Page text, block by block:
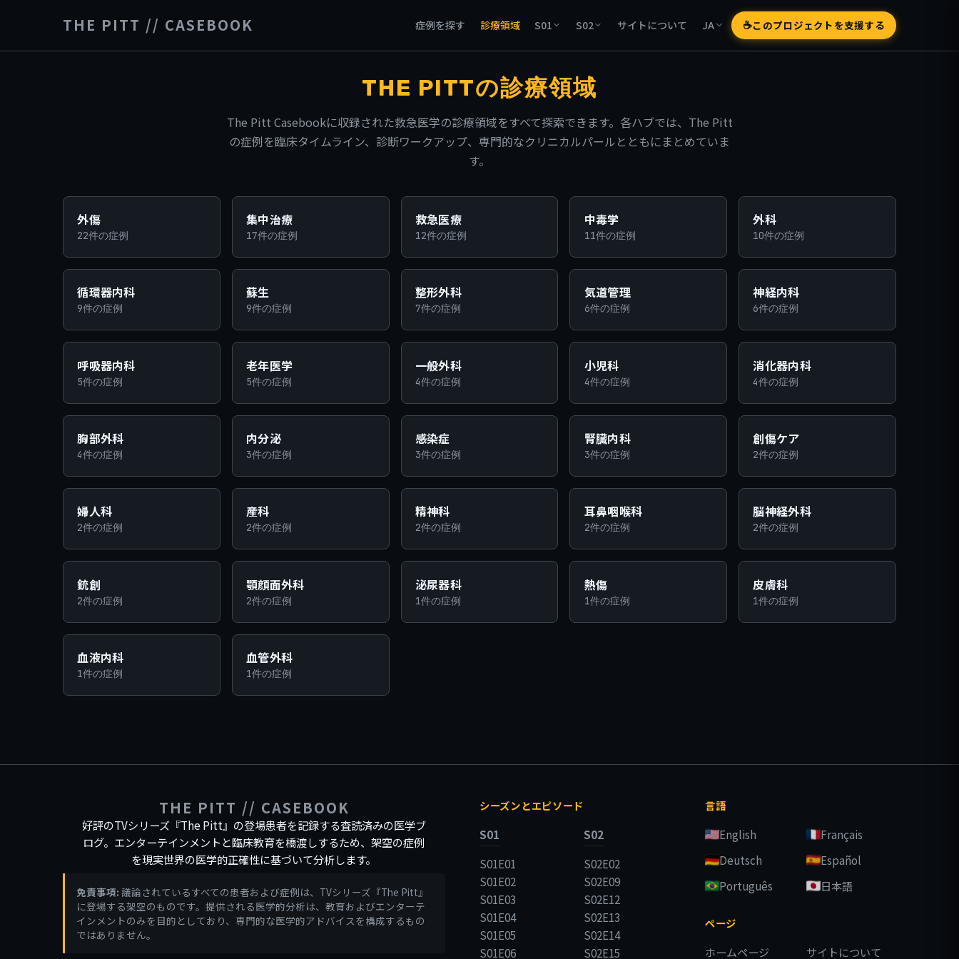
THE PITT // CASEBOOK 症例を探す 診療領域 S01 S02 サイトについて JA ☕このプロジェクトを支援する
THE PITTの診療領域
The Pitt Casebookに収録された救急医学の診療領域をすべて探索できます。各ハブでは、The Pitt
の症例を臨床タイムライン、診断ワークアップ、専門的なクリニカルパールとともにまとめていま
す。
すべての診療領域
外傷
22件の症例
集中治療
17件の症例
救急医療
12件の症例
中毒学
11件の症例
外科
10件の症例
循環器内科
9件の症例
蘇生
9件の症例
整形外科
7件の症例
気道管理
6件の症例
神経内科
6件の症例
呼吸器内科
5件の症例
老年医学
5件の症例
一般外科
4件の症例
小児科
4件の症例
消化器内科
4件の症例
胸部外科
4件の症例
内分泌
3件の症例
感染症
3件の症例
腎臓内科
3件の症例
創傷ケア
2件の症例
婦人科
2件の症例
産科
2件の症例
精神科
2件の症例
耳鼻咽喉科
2件の症例
脳神経外科
2件の症例
銃創
2件の症例
顎顔面外科
2件の症例
泌尿器科
1件の症例
熱傷
1件の症例
皮膚科
1件の症例
血液内科
1件の症例
血管外科
1件の症例
THE PITT // CASEBOOK
好評のTVシリーズ『The Pitt』の登場患者を記録する査読済みの医学ブ
ログ。エンターテインメントと臨床教育を橋渡しするため、架空の症例
を現実世界の医学的正確性に基づいて分析します。
免責事項: 議論されているすべての患者および症例は、TVシリーズ『The Pitt』
に登場する架空のものです。提供される医学的分析は、教育およびエンターテ
インメントのみを目的としており、専門的な医学的アドバイスを構成するもの
ではありません。
シーズンとエピソード
S01
S01E01
S01E02
S01E03
S01E04
S01E05
S01E06
S02
S02E02
S02E09
S02E12
S02E13
S02E14
S02E15
言語
English
Français
Deutsch
Español
Português
日本語
ページ
ホームページ サイトについて